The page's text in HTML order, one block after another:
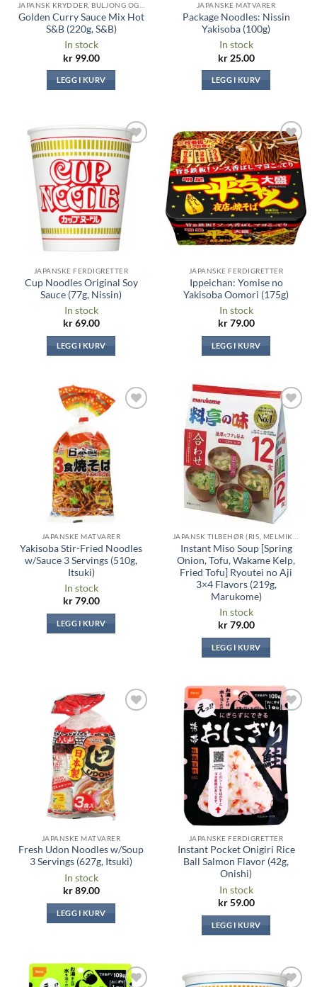
Golden Curry Sauce Mix Hot
S&B (220g, S&B)
In stock
kr99.00
LEGG I KURV
JAPANSKE MATVARER
Package Noodles: Nissin
Yakisoba (100g)
In stock
kr25.00
LEGG I KURV
Legg til i
ønskeliste
JAPANSKE FERDIGRETTER
Cup Noodles Original Soy
Sauce (77g, Nissin)
In stock
kr69.00
LEGG I KURV
Legg til i
ønskeliste
JAPANSKE FERDIGRETTER
Ippeichan: Yomise no
Yakisoba Oomori (175g)
In stock
kr79.00
LEGG I KURV
JAPANSKE MATVARER
Yakisoba Stir-Fried Noodles
w/Sauce 3 Servings (510g,
Itsuki)
In stock
kr79.00
LEGG I KURV
Legg til i
ønskeliste
Instant Miso Soup [Spring
Onion, Tofu, Wakame Kelp,
Fried Tofu] Ryoutei no Aji
3×4 Flavors (219g,
Marukome)
In stock
kr79.00
LEGG I KURV
ønskeliste
JAPANSKE MATVARER
Fresh Udon Noodles w/Soup
3 Servings (627g, Itsuki)
In stock
kr89.00
LEGG I KURV
Legg til i
ønskeliste
JAPANSKE FERDIGRETTER
Instant Pocket Onigiri Rice
Ball Salmon Flavor (42g,
Onishi)
In stock
kr59.00
LEGG I KURV